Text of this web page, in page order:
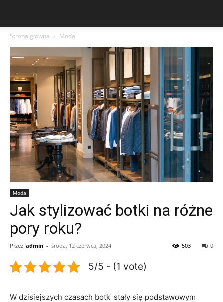
Strona główna Moda
Moda
Jak stylizować botki na różne
pory roku?
Przez admin - środa, 12 czerwca, 2024 0
503
5/5 - (1 vote)
W dzisiejszych czasach botki stały ​się podstawowym